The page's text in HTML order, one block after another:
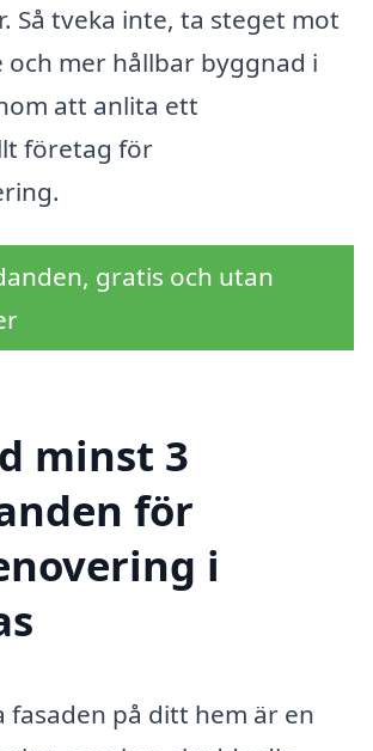
Så tveka inte, ta steget mot
och mer hållbar byggnad i
att anlita ett
företag för
gratis och utan
minst 3
för
i
fasaden på ditt hem är en